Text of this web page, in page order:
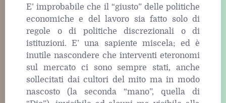
E’ improbabile che il “giusto” delle politiche
economiche e del lavoro sia fatto solo di
regole o di politiche discrezionali o di
istituzioni. E’ una sapiente miscela; ed è
inutile nascondere che interventi eteronomi
sul mercato ci sono sempre stati, anche
sollecitati dai cultori del mito ma in modo
nascosto (la seconda “mano”, quella di